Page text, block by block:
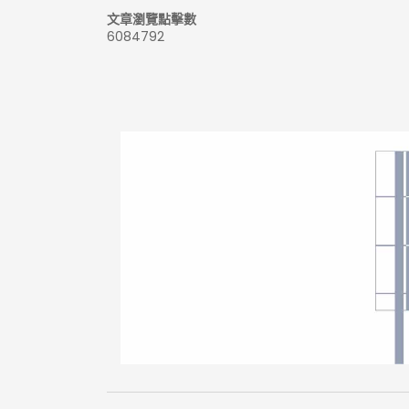
文章瀏覽點擊數
6084792